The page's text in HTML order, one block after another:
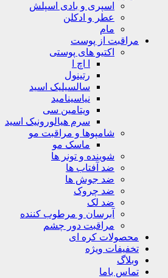
اسپری و بادی اسپلش
عطر و ادکلن
مام
مراقبت از پوست
اکتیو های پوستی
ا اچ ا
رتینول
سالسیلیک اسید
نیاسینامید
ویتامین سی
سرم هیالورونیک اسید
شامپوها و مراقبت مو
ماسک مو
شوینده و تونر ها
ضد آفتاب ها
ضد جوش ها
ضد چروک
ضد لک
آبرسان و مرطوب کننده
مراقبت دور چشم
محصولات کره ای
تخفیفات ویژه
وبلاگ
تماس باما